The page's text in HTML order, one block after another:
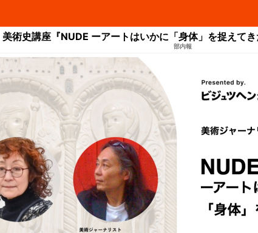
美術史講座『NUDE ーアートはいかに「身体」を捉えて
部内報